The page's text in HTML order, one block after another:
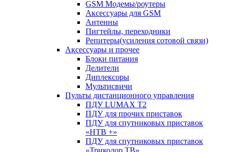
GSM Модемы/роутеры
Аксессуары для GSM
Антенны
Пигтейлы, переходники
Репитеры(усиления сотовой связи)
Аксессуары и прочее
Блоки питания
Делители
Диплексоры
Мультисвичи
Пульты дистанционного управления
ПДУ LUMAX Т2
ПДУ для прочих приставок
ПДУ для спутниковых приставок
«НТВ +»
ПДУ для спутниковых приставок